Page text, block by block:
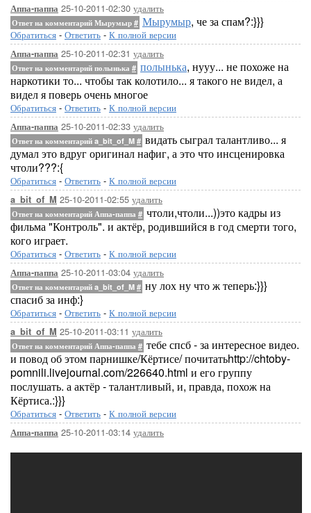
Аппа-паппа 25-10-2011-02:30 удалить
Ответ на комментарий Мырумыр # Мырумыр, че за спам?:}}}
Обратиться - Ответить - К полной версии
Аппа-паппа 25-10-2011-02:31 удалить
Ответ на комментарий полынька # полынька, нууу... не похоже на
наркотики то... чтобы так колотило... я такого не видел, а
видел я поверь очень многое
Обратиться - Ответить - К полной версии
Аппа-паппа 25-10-2011-02:33 удалить
Ответ на комментарий a_bit_of_M # видать сыграл талантливо... я
думал это вдруг оригинал нафиг, а это что инсценировка
чтоли???:{
Обратиться - Ответить - К полной версии
a_bit_of_M 25-10-2011-02:55 удалить
Ответ на комментарий Аппа-паппа # чтоли,чтоли...))это кадры из
фильма "Контроль". и актёр, родившийся в год смерти того,
кого играет.
Обратиться - Ответить - К полной версии
Аппа-паппа 25-10-2011-03:04 удалить
Ответ на комментарий a_bit_of_M # ну лох ну что ж теперь:}}}
спасиб за инф:}
Обратиться - Ответить - К полной версии
a_bit_of_M 25-10-2011-03:11 удалить
Ответ на комментарий Аппа-паппа # тебе спсб - за интересное видео.
и повод об этом парнишке/Кёртисе/ почитатьhttp://chtoby-
pomnili.livejournal.com/226640.html и его группу
послушать. а актёр - талантливый, и, правда, похож на
Кёртиса.:}}}
Обратиться - Ответить - К полной версии
Аппа-паппа 25-10-2011-03:14 удалить